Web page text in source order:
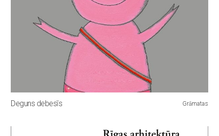
Deguns debesīs Grāmatas